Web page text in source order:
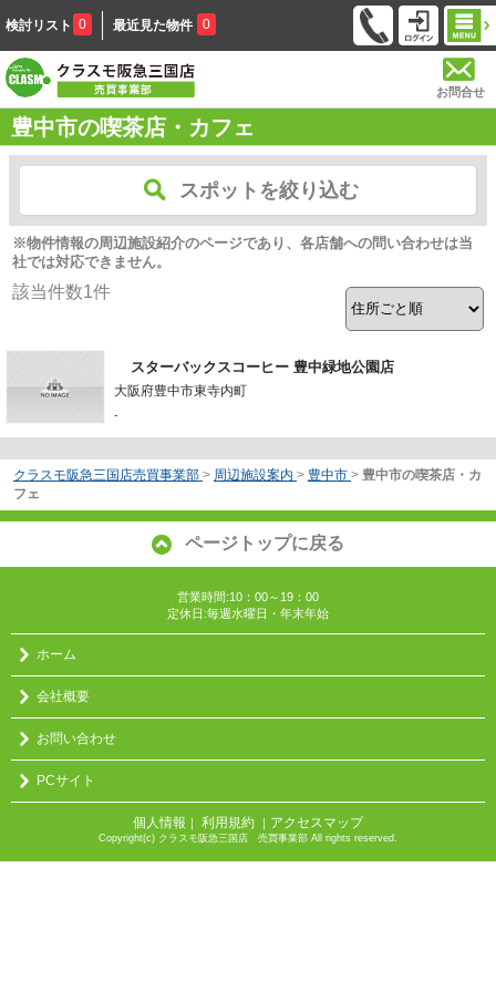
検討リスト 0 最近見た物件 0
お問合せ
豊中市の喫茶店・カフェ
スポットを絞り込む
※物件情報の周辺施設紹介のページであり、各店舗への問い合わせは当
社では対応できません。
該当件数1件
スターバックスコーヒー 豊中緑地公園店
大阪府豊中市東寺内町
-
クラスモ阪急三国店売買事業部 > 周辺施設案内 > 豊中市 > 豊中市の喫茶店・カ
フェ
ページトップに戻る
営業時間:10：00～19：00
定休日:毎週水曜日・年末年始
ホーム
会社概要
お問い合わせ
PCサイト
個人情報 ｜ 利用規約 ｜ アクセスマップ
Copyright(c) クラスモ阪急三国店 売買事業部 All rights reserved.